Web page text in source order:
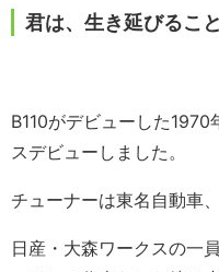
君は、生き延びるこ
B110がデビューした1970
スデビューしました。
チューナーは東名自動車
日産・大森ワークスの一